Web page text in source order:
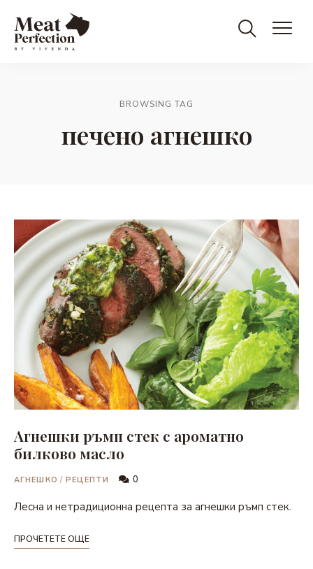
Meat
BROWSING TAG
печено агнешко
Агнешки ръмп стек с ароматно
билково масло
АГНЕШКО / РЕЦЕПТИ 0
Лесна и нетрадиционна рецепта за агнешки ръмп стек.
ПРОЧЕТЕТЕ ОЩЕ